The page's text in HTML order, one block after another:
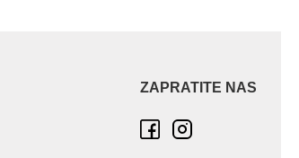
ZAPRATITE NAS